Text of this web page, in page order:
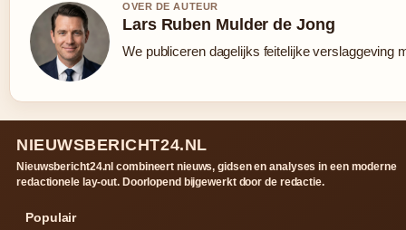
OVER DE AUTEUR
Lars Ruben Mulder de Jong
We publiceren dagelijks feitelijke verslaggeving
NIEUWSBERICHT24.NL
Nieuwsbericht24.nl combineert nieuws, gidsen en analyses in een moderne
redactionele lay-out. Doorlopend bijgewerkt door de redactie.
Populair